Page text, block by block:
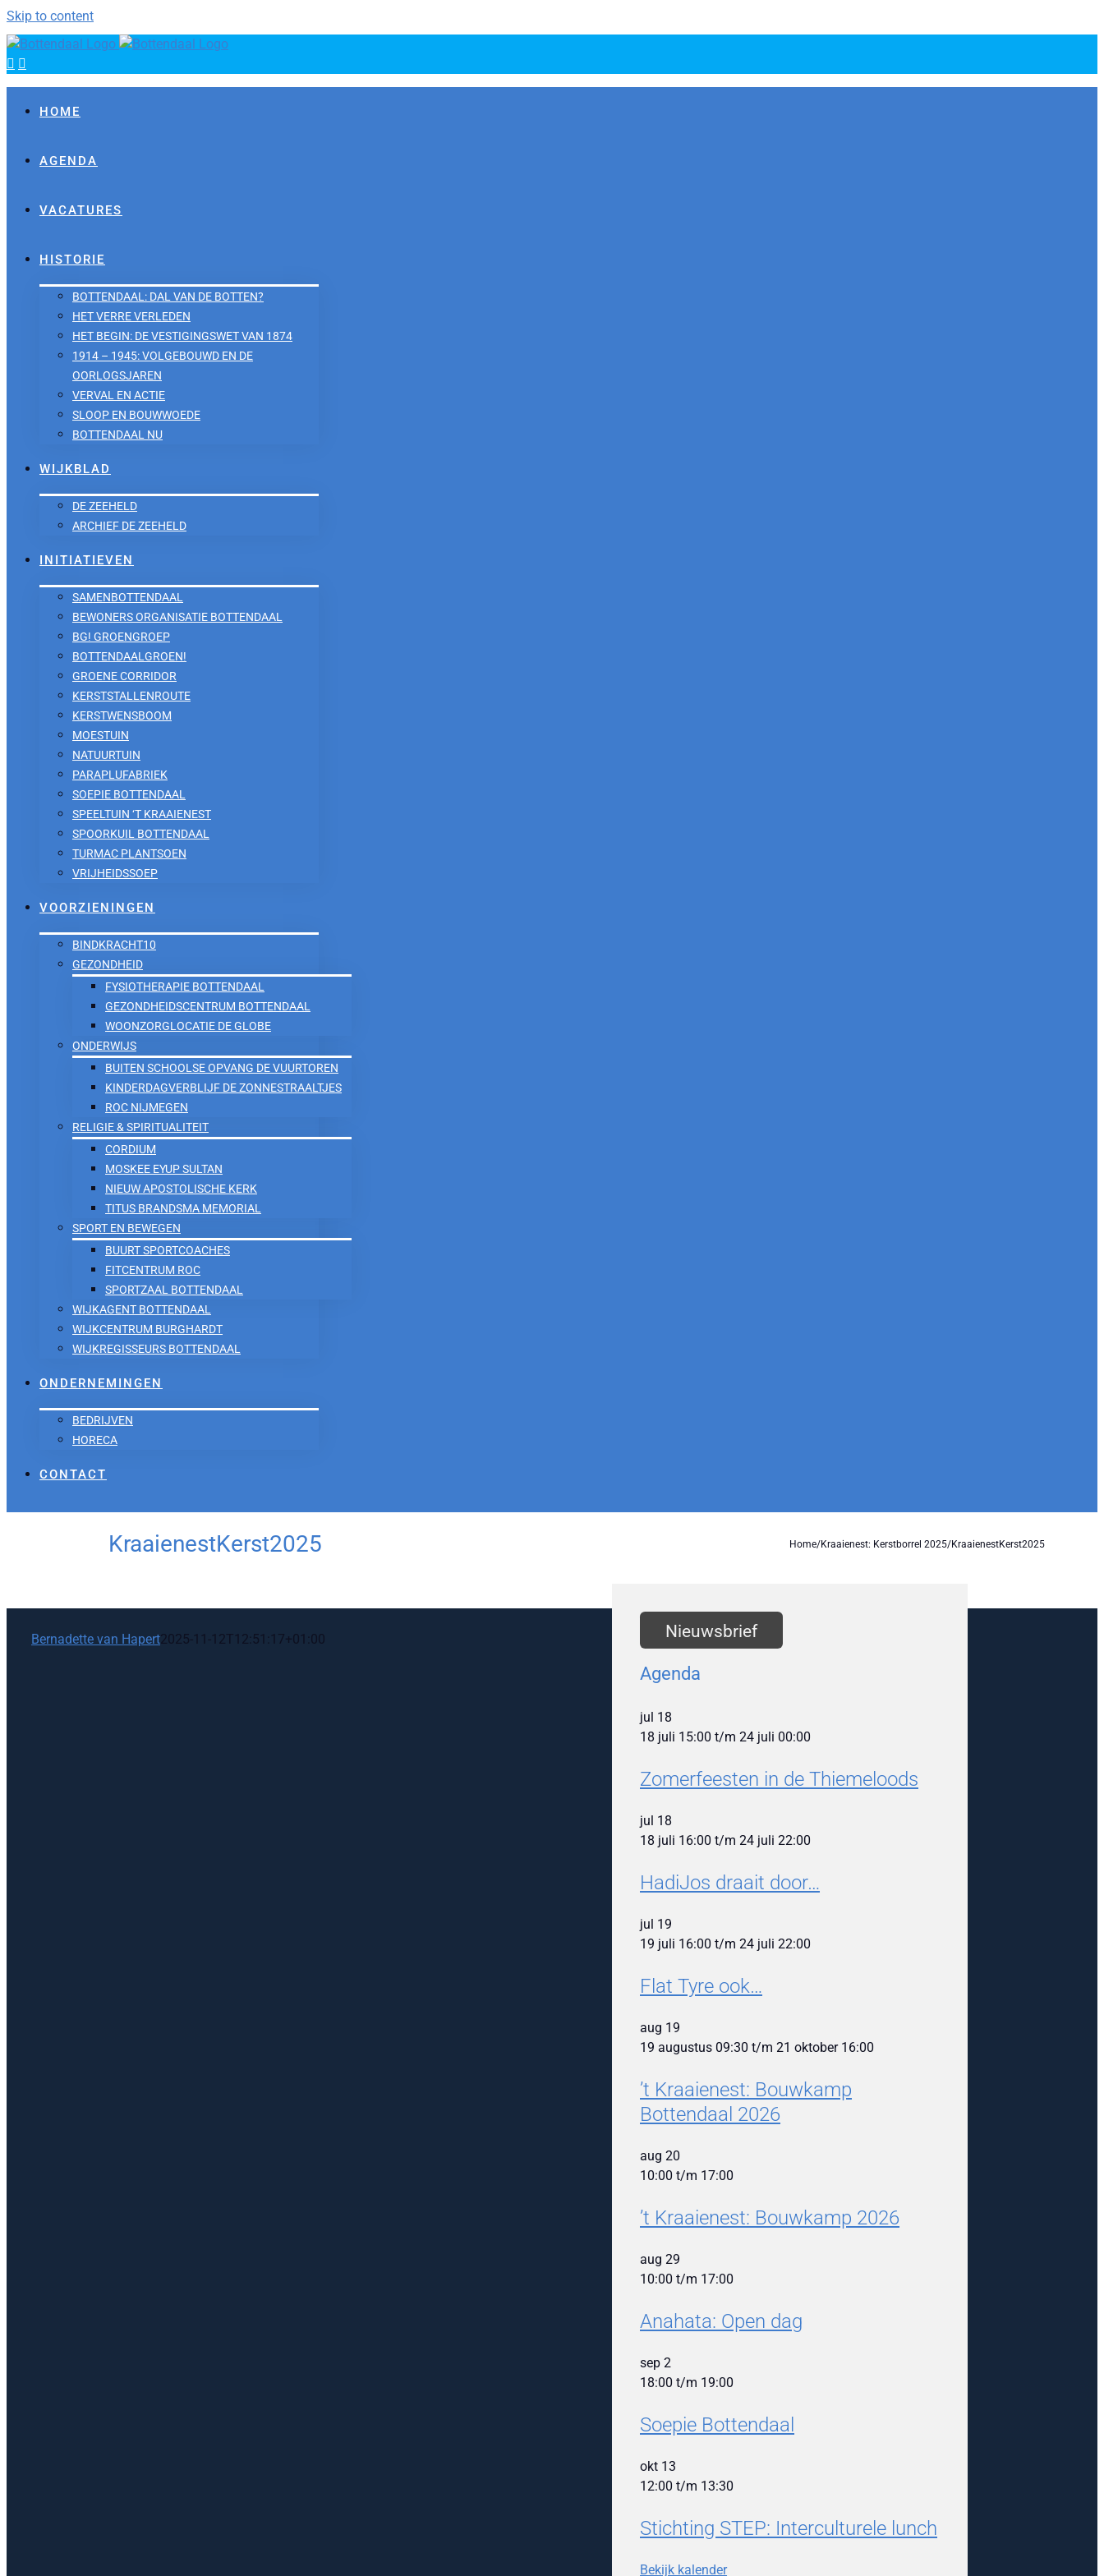
Skip to content
HOME
AGENDA
VACATURES
HISTORIE
BOTTENDAAL: DAL VAN DE BOTTEN?
HET VERRE VERLEDEN
HET BEGIN: DE VESTIGINGSWET VAN 1874
1914 – 1945: VOLGEBOUWD EN DE
OORLOGSJAREN
VERVAL EN ACTIE
SLOOP EN BOUWWOEDE
BOTTENDAAL NU
WIJKBLAD
DE ZEEHELD
ARCHIEF DE ZEEHELD
INITIATIEVEN
SAMENBOTTENDAAL
BEWONERS ORGANISATIE BOTTENDAAL
BG! GROENGROEP
BOTTENDAALGROEN!
GROENE CORRIDOR
KERSTSTALLENROUTE
KERSTWENSBOOM
MOESTUIN
NATUURTUIN
PARAPLUFABRIEK
SOEPIE BOTTENDAAL
SPEELTUIN ‘T KRAAIENEST
SPOORKUIL BOTTENDAAL
TURMAC PLANTSOEN
VRIJHEIDSSOEP
VOORZIENINGEN
BINDKRACHT10
GEZONDHEID
FYSIOTHERAPIE BOTTENDAAL
GEZONDHEIDSCENTRUM BOTTENDAAL
WOONZORGLOCATIE DE GLOBE
ONDERWIJS
BUITEN SCHOOLSE OPVANG DE VUURTOREN
KINDERDAGVERBLIJF DE ZONNESTRAALTJES
ROC NIJMEGEN
RELIGIE & SPIRITUALITEIT
CORDIUM
MOSKEE EYUP SULTAN
NIEUW APOSTOLISCHE KERK
TITUS BRANDSMA MEMORIAL
SPORT EN BEWEGEN
BUURT SPORTCOACHES
FITCENTRUM ROC
SPORTZAAL BOTTENDAAL
WIJKAGENT BOTTENDAAL
WIJKCENTRUM BURGHARDT
WIJKREGISSEURS BOTTENDAAL
ONDERNEMINGEN
BEDRIJVEN
HORECA
CONTACT
KraaienestKerst2025 Home/Kraaienest: Kerstborrel 2025/KraaienestKerst2025
Bernadette van Hapert2025-11-12T12:51:17+01:00 Nieuwsbrief
Agenda
jul 18
18 juli 15:00 t/m24 juli 00:00
Zomerfeesten in de Thiemeloods
jul 18
18 juli 16:00 t/m24 juli 22:00
HadiJos draait door…
jul 19
19 juli 16:00 t/m24 juli 22:00
Flat Tyre ook…
aug 19
19 augustus 09:30 t/m21 oktober 16:00
’t Kraaienest: Bouwkamp
Bottendaal 2026
aug20
10:00 t/m 17:00
’t Kraaienest: Bouwkamp 2026
aug29
10:00 t/m 17:00
Anahata: Open dag
sep2
18:00 t/m 19:00
Soepie Bottendaal
okt 13
12:00 t/m 13:30
Stichting STEP: Interculturele lunch
Bekijk kalender